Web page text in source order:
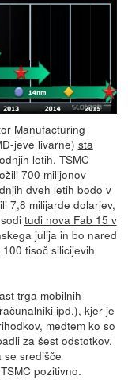
Manufacturing
jeve livarne) sta
letih. TSMC
700 milijonov
dveh letih bodo v
7,8 milijarde dolarjev,
tudi nova Fab 15 v
julija in bo nared
tisoč silicijevih
trga mobilnih
ipd.), kjer je
medtem ko so
za šest odstotkov.
se središče
pozitivno.